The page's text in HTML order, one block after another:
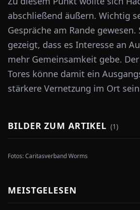
abschließend äußern. Wichtig
Gespräche am Rande gewesen.
gezeigt, dass es Interesse an
mehr Gemeinsamkeit gebe.
Tores könne damit ein
stärkere Vernetzung im Ort
BILDER ZUM ARTIKEL (1)
Fotos:Caritasverband Worms
MEISTGELESEN